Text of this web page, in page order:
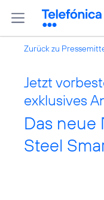
Zurück zu
Jetzt
exklusives
Das neue
Steel